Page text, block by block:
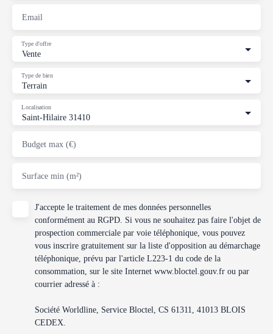
Email
Vente
Type d'offre
Terrain
Type de bien
Saint-Hilaire 31410
Localisation
Budget max (€)
Surface min (m²)
J'accepte le traitement de mes données personnelles
conformément au RGPD. Si vous ne souhaitez pas faire l'objet de
prospection commerciale par voie téléphonique, vous pouvez
vous inscrire gratuitement sur la liste d'opposition au démarchage
téléphonique, prévu par l'article L223-1 du code de la
consommation, sur le site Internet www.bloctel.gouv.fr ou par
courrier adressé à :
Société Worldline, Service Bloctel, CS 61311, 41013 BLOIS
CEDEX.